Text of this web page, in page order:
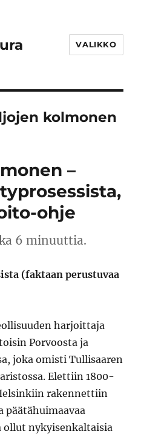
VALIKKO
kolmonen
–
ohje
6 minuuttia.
(faktaan perustuvaa
harjoittaja
Porvoosta ja
joka omisti Tullisaaren
Elettiin 1800-
rakennettiin
päätähuimaavaa
ollut nykyisenkaltaisia